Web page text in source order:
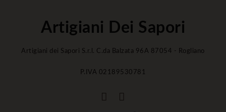
Artigiani Dei Sapori
Artigiani dei Sapori S.r.l. C.da Balzata 96A 87054 - Rogliano
P.IVA 02189530781